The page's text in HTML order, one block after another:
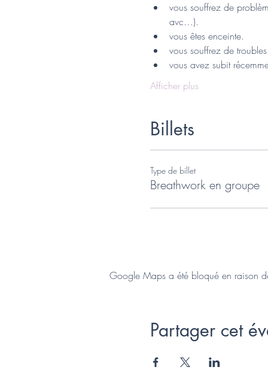
vous souffrez de
avc…).
vous êtes enceinte.
vous souffrez de
vous avez subit
Afficher plus
Billets
Type de billet
Breathwork en groupe
Google Maps a été bloqué en raison
Partager cet